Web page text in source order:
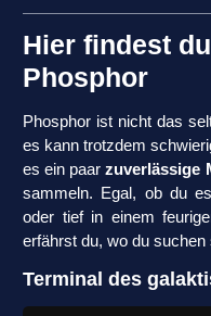
Hier findest
Phosphor
Phosphor ist nicht das
es kann trotzdem
es ein paarzuverlässige
sammeln. Egal, ob du
oder tief in einem
erfährst du, wo du suchen
Terminal des